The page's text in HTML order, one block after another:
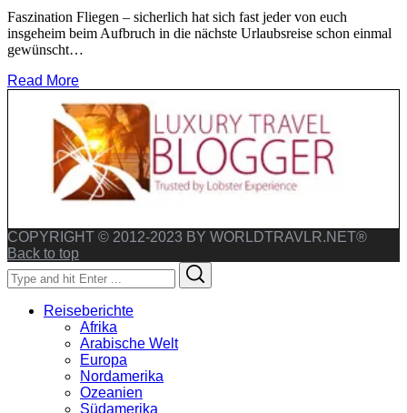
Faszination Fliegen – sicherlich hat sich fast jeder von euch
insgeheim beim Aufbruch in die nächste Urlaubsreise schon einmal
gewünscht…
Read More
COPYRIGHT © 2012-2023 BY WORLDTRAVLR.NET®
Back to top
Search
for:
Reiseberichte
Afrika
Arabische Welt
Europa
Nordamerika
Ozeanien
Südamerika